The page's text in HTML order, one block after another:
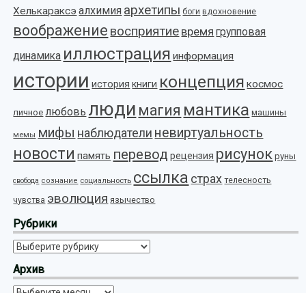
Хелькараксэ алхимия архетипы боги вдохновение
воображение восприятие время групповая
динамика иллюстрация информация
истории история книги концепция космос
личное любовь люди магия мантика машины
мемы мифы наблюдатели невиртуальность
новости память перевод рецензия рисунок руны
свобода сознание социальность ссылка страх телесность
чувства эволюция язычество
Рубрики
Рубрики
Архив